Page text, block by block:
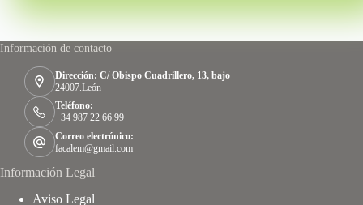
Información de contacto
Dirección: C/ Obispo Cuadrillero, 13, bajo
24007.León
Teléfono:
+34 987 22 66 99
Correo electrónico:
facalem@gmail.com
Información Legal
Aviso Legal